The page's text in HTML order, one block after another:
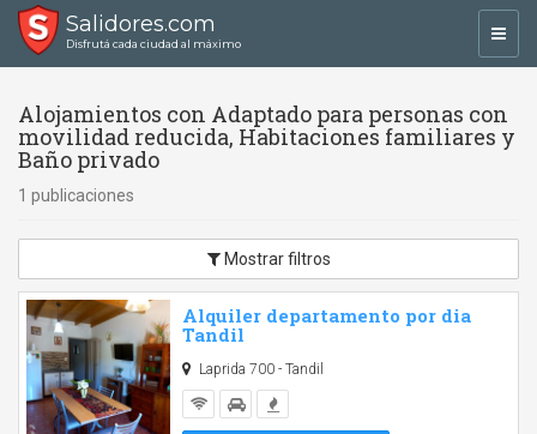
Salidores.com
Disfrutá cada ciudad al máximo
Alojamientos con Adaptado para personas con
movilidad reducida, Habitaciones familiares y
Baño privado
1 publicaciones
Mostrar filtros
Alquiler departamento por dia
Tandil
Laprida 700 - Tandil